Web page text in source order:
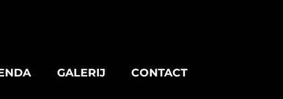
GALERIJ CONTACT